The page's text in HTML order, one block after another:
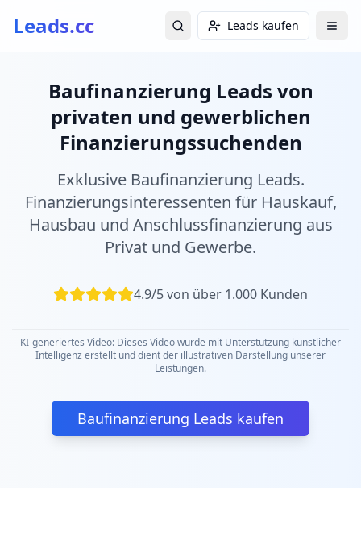
Leads.cc Leads kaufen
Baufinanzierung Leads von
privaten und gewerblichen
Finanzierungssuchenden
Exklusive Baufinanzierung Leads.
Finanzierungsinteressenten für Hauskauf,
Hausbau und Anschlussfinanzierung aus
Privat und Gewerbe.
4.9/5 von über 1.000 Kunden
KI-generiertes Video: Dieses Video wurde mit Unterstützung künstlicher
Intelligenz erstellt und dient der illustrativen Darstellung unserer
Leistungen.
Baufinanzierung Leads kaufen